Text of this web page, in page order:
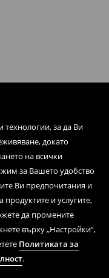
за да Ви
докато
на всички
за Вашето удобство
Ви предпочитания и
и услугите,
да промените
върху „Настройки“,
Политиката за
.